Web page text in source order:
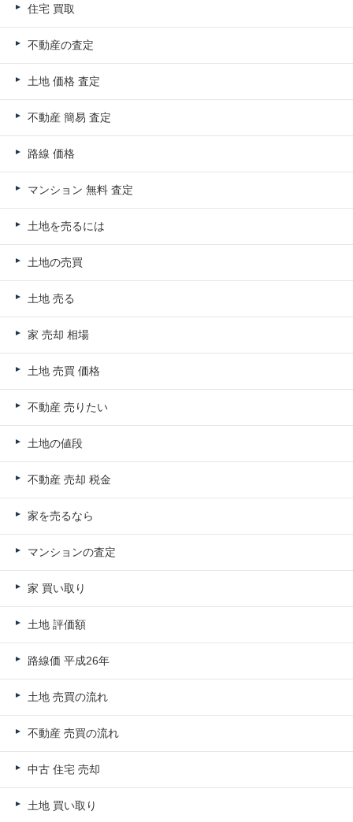
住宅 買取
不動産の査定
土地 価格 査定
不動産 簡易 査定
路線 価格
マンション 無料 査定
土地を売るには
土地の売買
土地 売る
家 売却 相場
土地 売買 価格
不動産 売りたい
土地の値段
不動産 売却 税金
家を売るなら
マンションの査定
家 買い取り
土地 評価額
路線価 平成26年
土地 売買の流れ
不動産 売買の流れ
中古 住宅 売却
土地 買い取り